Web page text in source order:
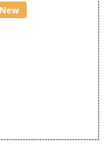
New